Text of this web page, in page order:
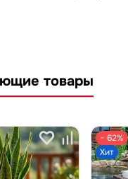
товары
− 62%
Хит